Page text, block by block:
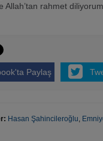
Allah’tan rahmet
Paylaş
Hasan Şahincileroğlu,